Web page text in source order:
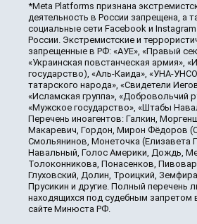
*Meta Platforms признана
деятельность в России запрещена, а
социальные сети Facebook и
России. Экстремистские и
запрещенные в РФ: «АУЕ», «Правый
«Украинская повстанческая армия»,
государство), «Аль-Каида», «УНА-
татарского народа», «Свидетели
«Исламская группа», «Добровольчий
«Мужское государство», «Штабы
Перечень иноагентов: Галкин,
Макаревич, Гордон, Мирон Фёдоров
Смольянинов, Монеточка (Елизавета
Навальный, Голос Америки, Дождь,
Толоконникова, Понасенков,
Глуховский, Долин, Троицкий,
Прусикин и другие. Полный перечень
находящихся под судебным запретом
сайте Минюста РФ.